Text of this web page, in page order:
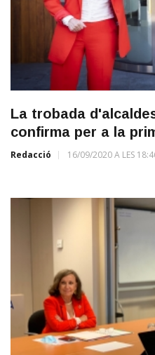
La trobada
confirma per a la
Redacció 16/09/2020 A LES